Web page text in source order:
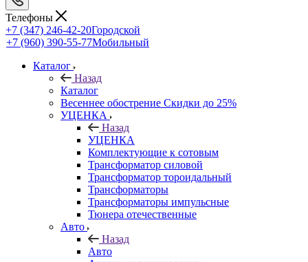
Телефоны
+7 (347) 246-42-20Городской
+7 (960) 390-55-77Мобильный
Каталог
Назад
Каталог
Весеннее обострение Скидки до 25%
УЦЕНКА
Назад
УЦЕНКА
Комплектующие к сотовым
Трансформатор силовой
Трансформатор тороидальный
Трансформаторы
Трансформаторы импульсные
Тюнера отечественные
Авто
Назад
Авто